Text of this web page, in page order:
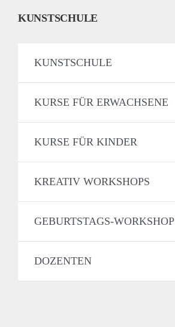
KUNSTSCHULE
KUNSTSCHULE
KURSE FÜR ERWACHSENE
KURSE FÜR KINDER
KREATIV WORKSHOPS
GEBURTSTAGS-WORKSHOP
DOZENTEN